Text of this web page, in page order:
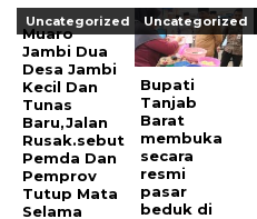
Uncategorized
Muaro
Jambi Dua
Desa Jambi
Kecil Dan
Tunas
Baru,Jalan
Rusak.sebut
Pemda Dan
Pemprov
Tutup Mata
Selama
Uncategorized
Bupati
Tanjab
Barat
membuka
secara
resmi
pasar
beduk di